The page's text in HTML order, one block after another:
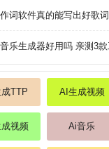
词软件真的能写出好歌
乐生成器好用吗 亲测3
TTP AI生成视频
视频 Ai音乐